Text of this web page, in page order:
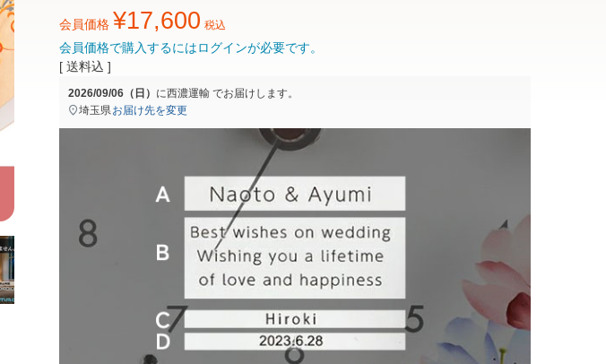
会員価格 ¥17,600 税込
会員価格で購入するにはログインが必要です。
送料込
2026/09/06（日） に西濃運輸 でお届けします。
埼玉県お届け先を変更